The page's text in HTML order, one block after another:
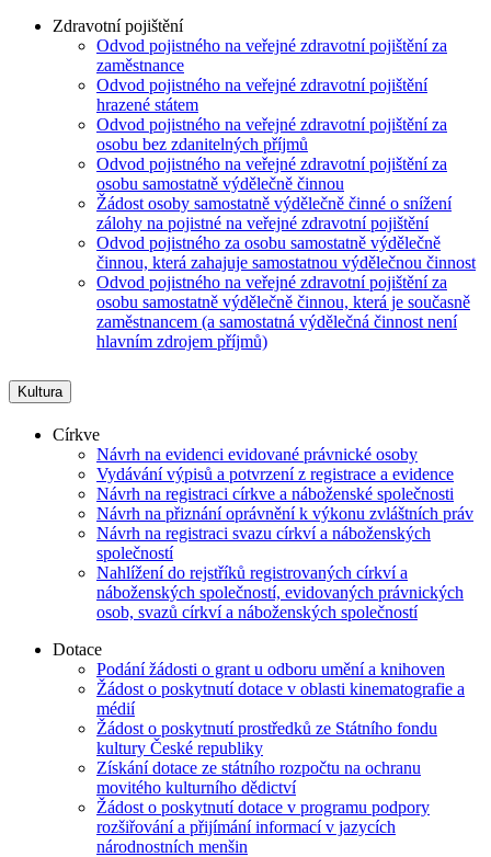
Zdravotní pojištění
Odvod pojistného na veřejné zdravotní pojištění za
zaměstnance
Odvod pojistného na veřejné zdravotní pojištění
hrazené státem
Odvod pojistného na veřejné zdravotní pojištění za
osobu bez zdanitelných příjmů
Odvod pojistného na veřejné zdravotní pojištění za
osobu samostatně výdělečně činnou
Žádost osoby samostatně výdělečně činné o snížení
zálohy na pojistné na veřejné zdravotní pojištění
Odvod pojistného za osobu samostatně výdělečně
činnou, která zahajuje samostatnou výdělečnou činnost
Odvod pojistného na veřejné zdravotní pojištění za
osobu samostatně výdělečně činnou, která je současně
zaměstnancem (a samostatná výdělečná činnost není
hlavním zdrojem příjmů)
Kultura
Církve
Návrh na evidenci evidované právnické osoby
Vydávání výpisů a potvrzení z registrace a evidence
Návrh na registraci církve a náboženské společnosti
Návrh na přiznání oprávnění k výkonu zvláštních práv
Návrh na registraci svazu církví a náboženských
společností
Nahlížení do rejstříků registrovaných církví a
náboženských společností, evidovaných právnických
osob, svazů církví a náboženských společností
Dotace
Podání žádosti o grant u odboru umění a knihoven
Žádost o poskytnutí dotace v oblasti kinematografie a
médií
Žádost o poskytnutí prostředků ze Státního fondu
kultury České republiky
Získání dotace ze státního rozpočtu na ochranu
movitého kulturního dědictví
Žádost o poskytnutí dotace v programu podpory
rozšiřování a přijímání informací v jazycích
národnostních menšin